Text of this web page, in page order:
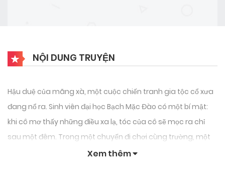
NỘI DUNG TRUYỆN
Hậu duệ của mãng xà, một cuộc chiến tranh gia tộc cổ xưa
đang nổ ra. Sinh viên đại học Bạch Mặc Đào có một bí mật:
khi cô mơ thấy những điều xa lạ, tóc của cô sẽ mọc ra chỉ
sau một đêm. Trong một chuyến đi chơi cùng trường, một
bức tượng rắn đột nhiên sống dậy và nói chuyện với cô!
Xem thêm